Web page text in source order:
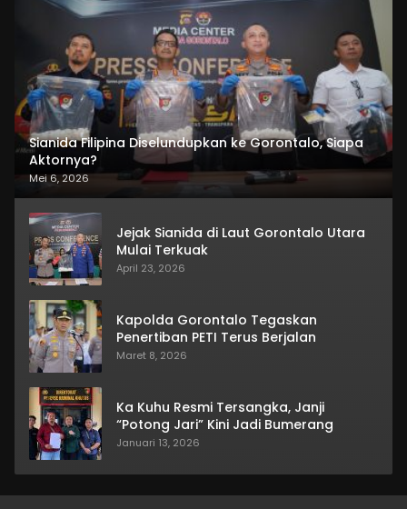
Sianida Filipina Diselundupkan ke Gorontalo, Siapa
Aktornya?
Mei 6, 2026
Jejak Sianida di Laut Gorontalo Utara
Mulai Terkuak
April 23, 2026
Kapolda Gorontalo Tegaskan
Penertiban PETI Terus Berjalan
Maret 8, 2026
Ka Kuhu Resmi Tersangka, Janji
“Potong Jari” Kini Jadi Bumerang
Januari 13, 2026